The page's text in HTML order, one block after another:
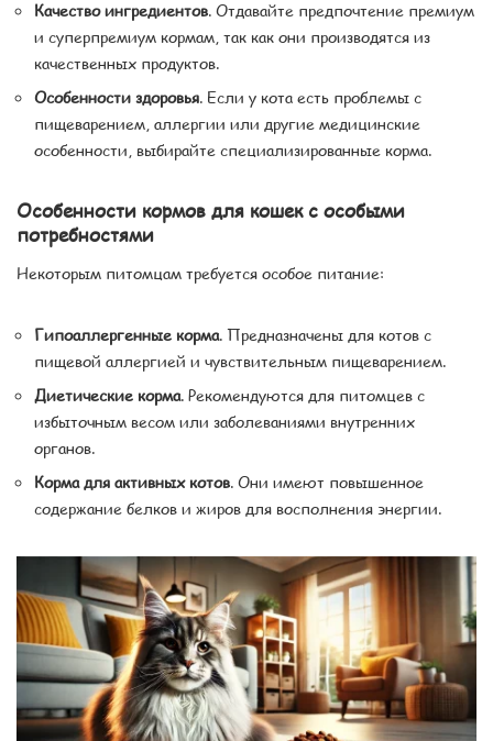
Качество ингредиентов. Отдавайте предпочтение премиум
и суперпремиум кормам, так как они производятся из
качественных продуктов.
Особенности здоровья. Если у кота есть проблемы с
пищеварением, аллергии или другие медицинские
особенности, выбирайте специализированные корма.
Особенности кормов для кошек с особыми
потребностями
Некоторым питомцам требуется особое питание:
Гипоаллергенные корма. Предназначены для котов с
пищевой аллергией и чувствительным пищеварением.
Диетические корма. Рекомендуются для питомцев с
избыточным весом или заболеваниями внутренних
органов.
Корма для активных котов. Они имеют повышенное
содержание белков и жиров для восполнения энергии.